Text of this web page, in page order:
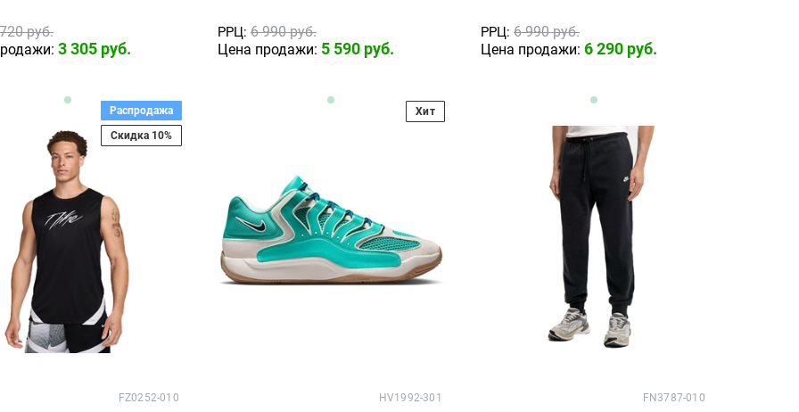
руб.
3 305 руб.
РРЦ: 6 990 руб.
Цена продажи: 5 590 руб.
РРЦ: 6 990 руб.
Цена продажи: 6 290 руб.
FZ0252-010
Распродажа
Скидка 10%
HV1992-301
Хит
FN3787-010